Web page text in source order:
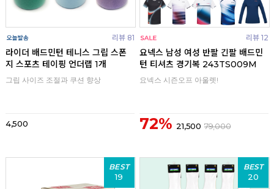
리뷰 81
라이더 배드민턴 테니스 그립 스폰
지 스포츠 테이핑 언더랩 1개
그립 사이즈 조절과 쿠션 향상
4,500
리뷰 12
요넥스 남성 여성 반팔 긴팔 배드민
턴 티셔츠 경기복 243TS009M
요넥스 시즌오프 아울렛!
72% 21,500 79,000
BEST
19
BEST
20